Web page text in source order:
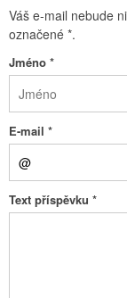
Váš e-mail nebude
označené *.
Jméno *
E-mail *
Text příspěvku *